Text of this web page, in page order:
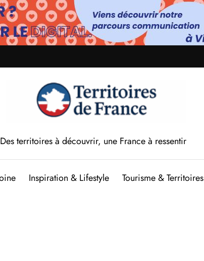
Des territoires à découvrir, une France à ressentir
Inspiration & Lifestyle Tourisme & Territoires